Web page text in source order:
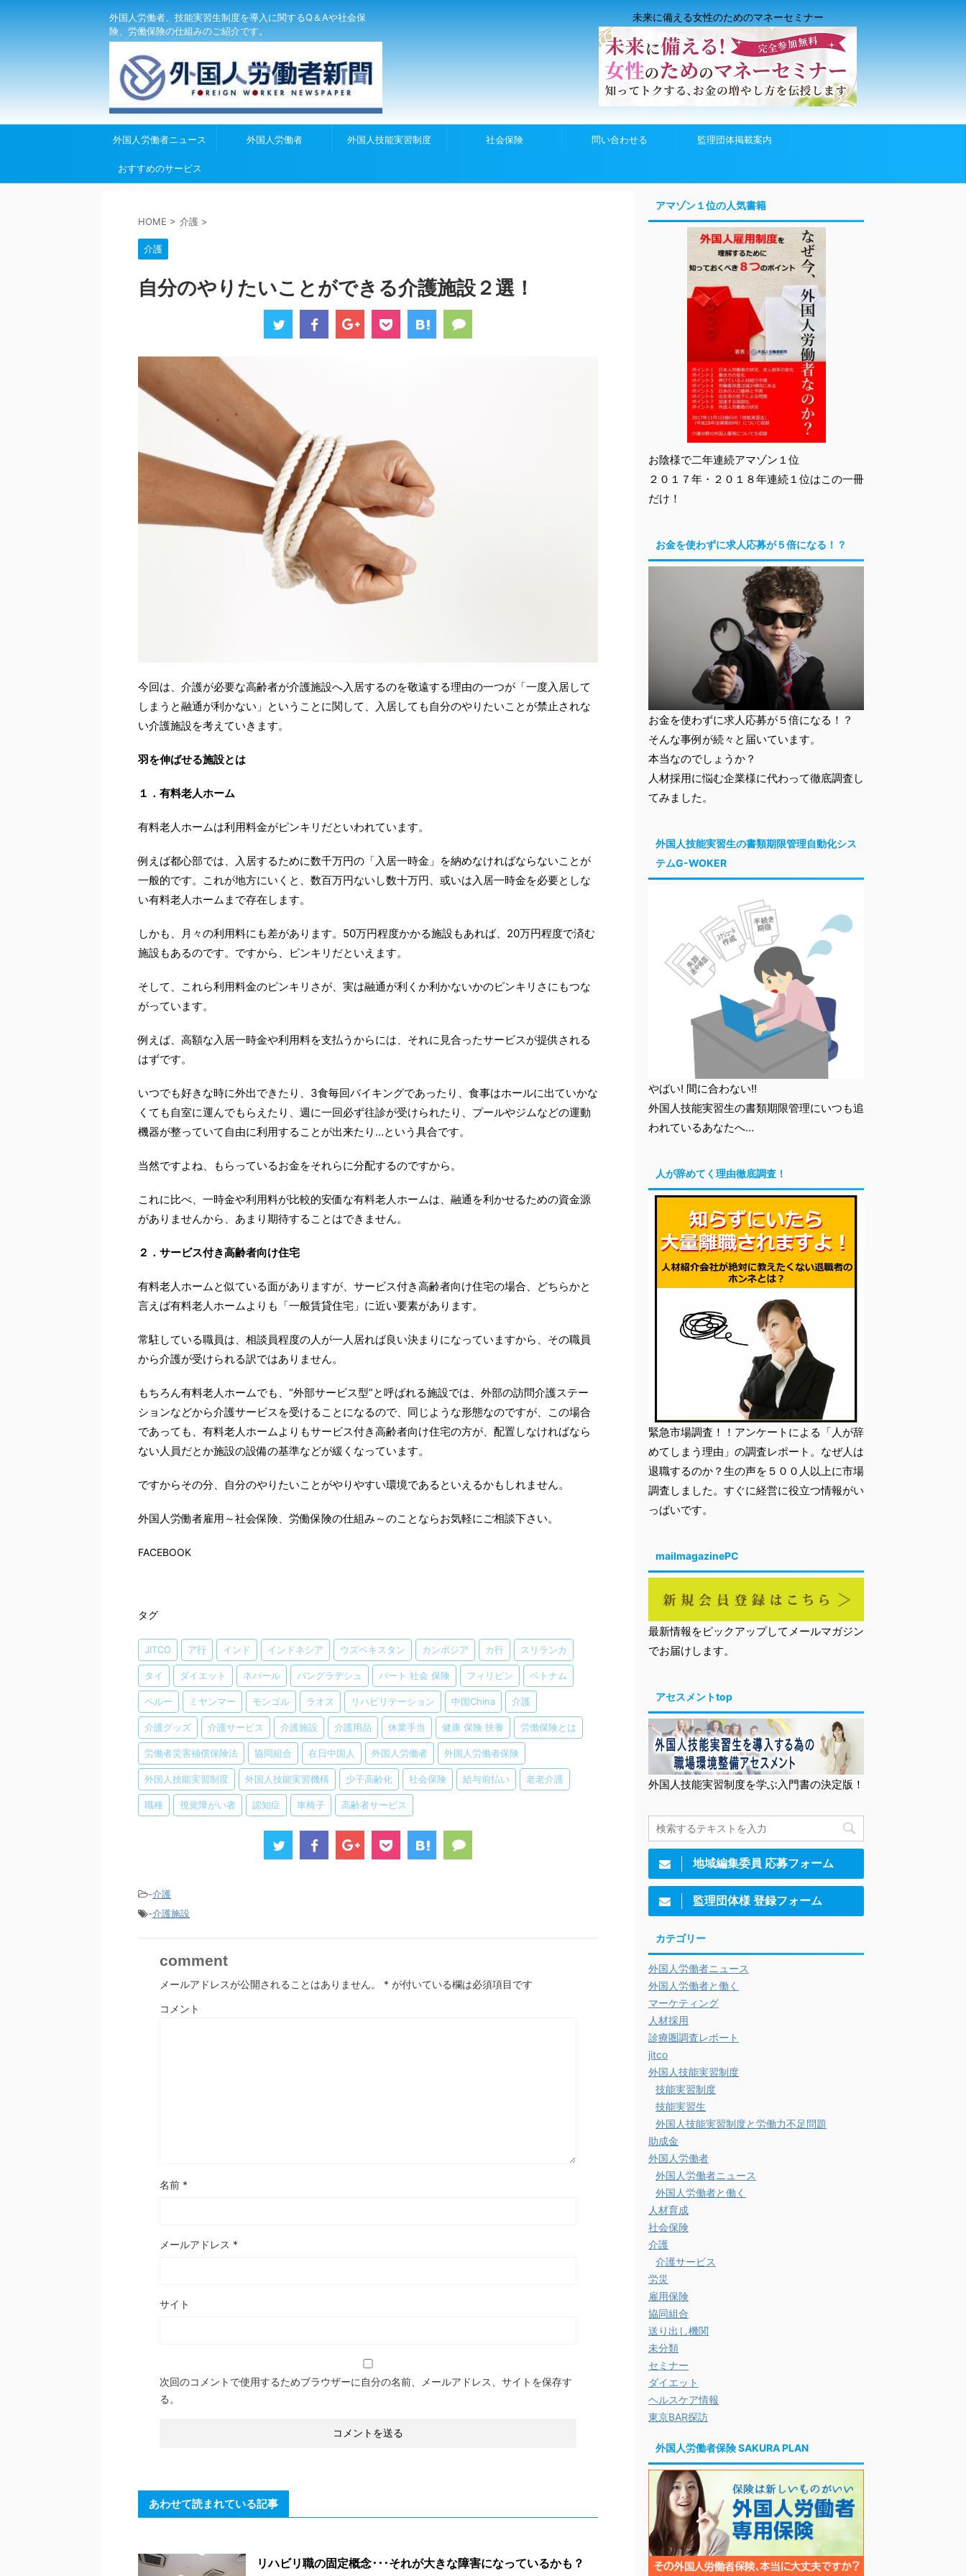
外国人労働者、技能実習生制度を導入に関するQ＆Aや社会保
険、労働保険の仕組みのご紹介です。
未来に備える女性のためのマネーセミナー
外国人労働者ニュース 外国人労働者 外国人技能実習制度 社会保険 問い合わせる 監理団体掲載案内
おすすめのサービス
HOME > 介護 >
介護
自分のやりたいことができる介護施設２選！
今回は、介護が必要な高齢者が介護施設へ入居するのを敬遠する理由の一つが「一度入居して
しまうと融通が利かない」ということに関して、入居しても自分のやりたいことが禁止されな
い介護施設を考えていきます。
羽を伸ばせる施設とは
１．有料老人ホーム
有料老人ホームは利用料金がピンキリだといわれています。
例えば都心部では、入居するために数千万円の「入居一時金」を納めなければならないことが
一般的です。これが地方にいくと、数百万円ないし数十万円、或いは入居一時金を必要としな
い有料老人ホームまで存在します。
しかも、月々の利用料にも差があります。50万円程度かかる施設もあれば、20万円程度で済む
施設もあるのです。ですから、ピンキリだといえます。
そして、これら利用料金のピンキリさが、実は融通が利くか利かないかのピンキリさにもつな
がっています。
例えば、高額な入居一時金や利用料を支払うからには、それに見合ったサービスが提供される
はずです。
いつでも好きな時に外出できたり、3食毎回バイキングであったり、食事はホールに出ていかな
くても自室に運んでもらえたり、週に一回必ず往診が受けられたり、プールやジムなどの運動
機器が整っていて自由に利用することが出来たり…という具合です。
当然ですよね、もらっているお金をそれらに分配するのですから。
これに比べ、一時金や利用料が比較的安価な有料老人ホームは、融通を利かせるための資金源
がありませんから、あまり期待することはできません。
２．サービス付き高齢者向け住宅
有料老人ホームと似ている面がありますが、サービス付き高齢者向け住宅の場合、どちらかと
言えば有料老人ホームよりも「一般賃貸住宅」に近い要素があります。
常駐している職員は、相談員程度の人が一人居れば良い決まりになっていますから、その職員
から介護が受けられる訳ではありません。
もちろん有料老人ホームでも、“外部サービス型”と呼ばれる施設では、外部の訪問介護ステー
ションなどから介護サービスを受けることになるので、同じような形態なのですが、この場合
であっても、有料老人ホームよりもサービス付き高齢者向け住宅の方が、配置しなければなら
ない人員だとか施設の設備の基準などが緩くなっています。
ですからその分、自分のやりたいことがやりやすい環境であるといえるかもしれません。
外国人労働者雇用～社会保険、労働保険の仕組み～のことならお気軽にご相談下さい。
FACEBOOK
タグ
JITCO ア行 インド インドネシア ウズベキスタン カンボジア カ行 スリランカ
タイ ダイエット ネパール バングラデシュ パート 社会 保険 フィリピン ベトナム
ペルー ミヤンマー モンゴル ラオス リハビリテーション 中国China 介護
介護グッズ 介護サービス 介護施設 介護用品 休業手当 健康 保険 扶養 労働保険とは
労働者災害補償保険法 協同組合 在日中国人 外国人労働者 外国人労働者保険
外国人技能実習制度 外国人技能実習機構 少子高齢化 社会保険 給与前払い 老老介護
職種 視覚障がい者 認知症 車椅子 高齢者サービス
-介護
-介護施設
comment
メールアドレスが公開されることはありません。 * が付いている欄は必須項目です
コメント
名前 *
メールアドレス *
サイト
次回のコメントで使用するためブラウザーに自分の名前、メールアドレス、サイトを保存す
る。
あわせて読まれている記事
リハビリ職の固定概念･･･それが大きな障害になっているかも？
アマゾン１位の人気書籍
お陰様で二年連続アマゾン１位
２０１７年・２０１８年連続１位はこの一冊
だけ！
お金を使わずに求人応募が５倍になる！？
お金を使わずに求人応募が５倍になる！？
そんな事例が続々と届いています。
本当なのでしょうか？
人材採用に悩む企業様に代わって徹底調査し
てみました。
外国人技能実習生の書類期限管理自動化シス
テムG-WOKER
やばい! 間に合わない!!
外国人技能実習生の書類期限管理にいつも追
われているあなたへ…
人が辞めてく理由徹底調査！
緊急市場調査！！アンケートによる「人が辞
めてしまう理由」の調査レポート。なぜ人は
退職するのか？生の声を５００人以上に市場
調査しました。すぐに経営に役立つ情報がい
っぱいです。
mailmagazinePC
最新情報をピックアップしてメールマガジン
でお届けします。
アセスメントtop
外国人技能実習制度を学ぶ入門書の決定版！
地域編集委員 応募フォーム
監理団体様 登録フォーム
カテゴリー
外国人労働者ニュース
外国人労働者と働く
マーケティング
人材採用
診療圏調査レポート
jitco
外国人技能実習制度
技能実習制度
技能実習生
外国人技能実習制度と労働力不足問題
助成金
外国人労働者
外国人労働者ニュース
外国人労働者と働く
人材育成
社会保険
介護
介護サービス
労災
雇用保険
協同組合
送り出し機関
未分類
セミナー
ダイエット
ヘルスケア情報
東京BAR探訪
外国人労働者保険 SAKURA PLAN